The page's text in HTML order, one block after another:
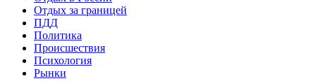
Отдых за границей
ПДД
Политика
Происшествия
Психология
Рынки